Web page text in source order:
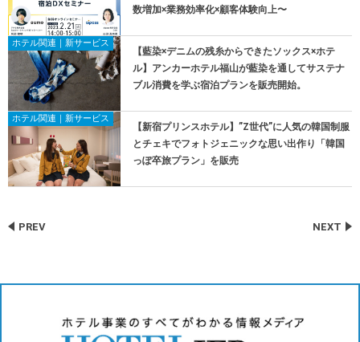
数増加×業務効率化×顧客体験向上〜
ホテル関連｜新サービス
【藍染×デニムの残糸からできたソックス×ホテ
ル】アンカーホテル福山が藍染を通してサステナ
ブル消費を学ぶ宿泊プランを販売開始。
ホテル関連｜新サービス
【新宿プリンスホテル】”Z世代”に人気の韓国制服
とチェキでフォトジェニックな思い出作り「韓国
っぽ卒旅プラン」を販売
PREV NEXT